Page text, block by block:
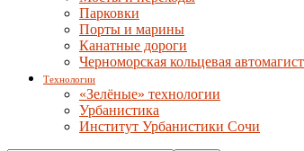
Парковки
Порты и марины
Канатные дороги
Черноморская кольцевая
Технологии
«Зелёные» технологии
Урбанистика
Институт Урбанистики Сочи